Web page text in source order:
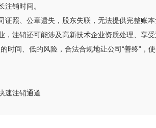
注销时间。
证照、公章遗失，股东失联，无法提供完整账
，注销还可能涉及高新技术企业资质处理、享
时间、低的风险，合法合规地让公司“善终”，
速注销通道